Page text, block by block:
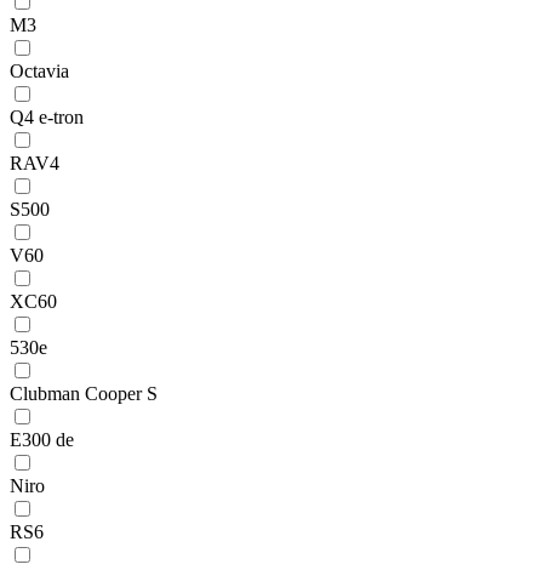
M3
Octavia
Q4 e-tron
RAV4
S500
V60
XC60
530e
Clubman Cooper S
E300 de
Niro
RS6